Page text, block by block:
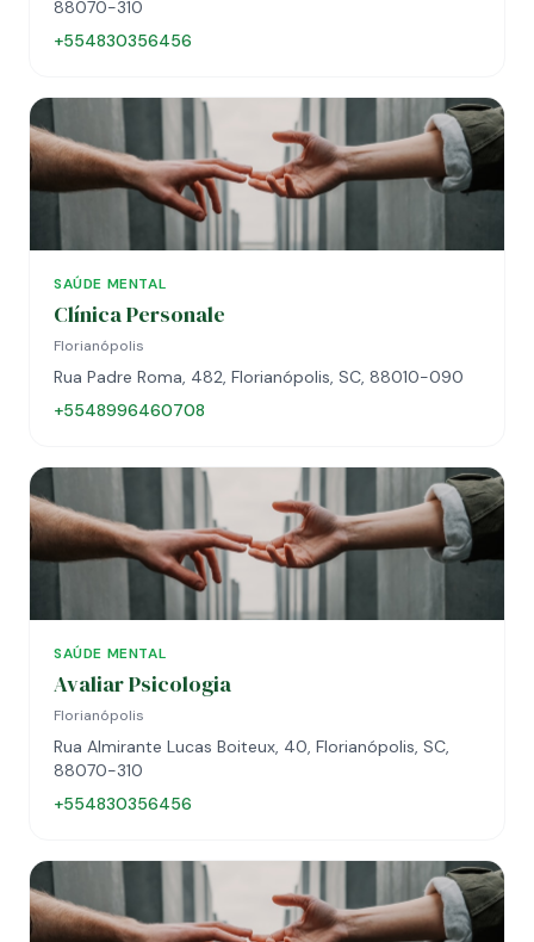
88070-310
+554830356456
SAÚDE MENTAL
Clínica Personale
Florianópolis
Rua Padre Roma, 482, Florianópolis, SC, 88010-090
+5548996460708
SAÚDE MENTAL
Avaliar Psicologia
Florianópolis
Rua Almirante Lucas Boiteux, 40, Florianópolis, SC,
88070-310
+554830356456